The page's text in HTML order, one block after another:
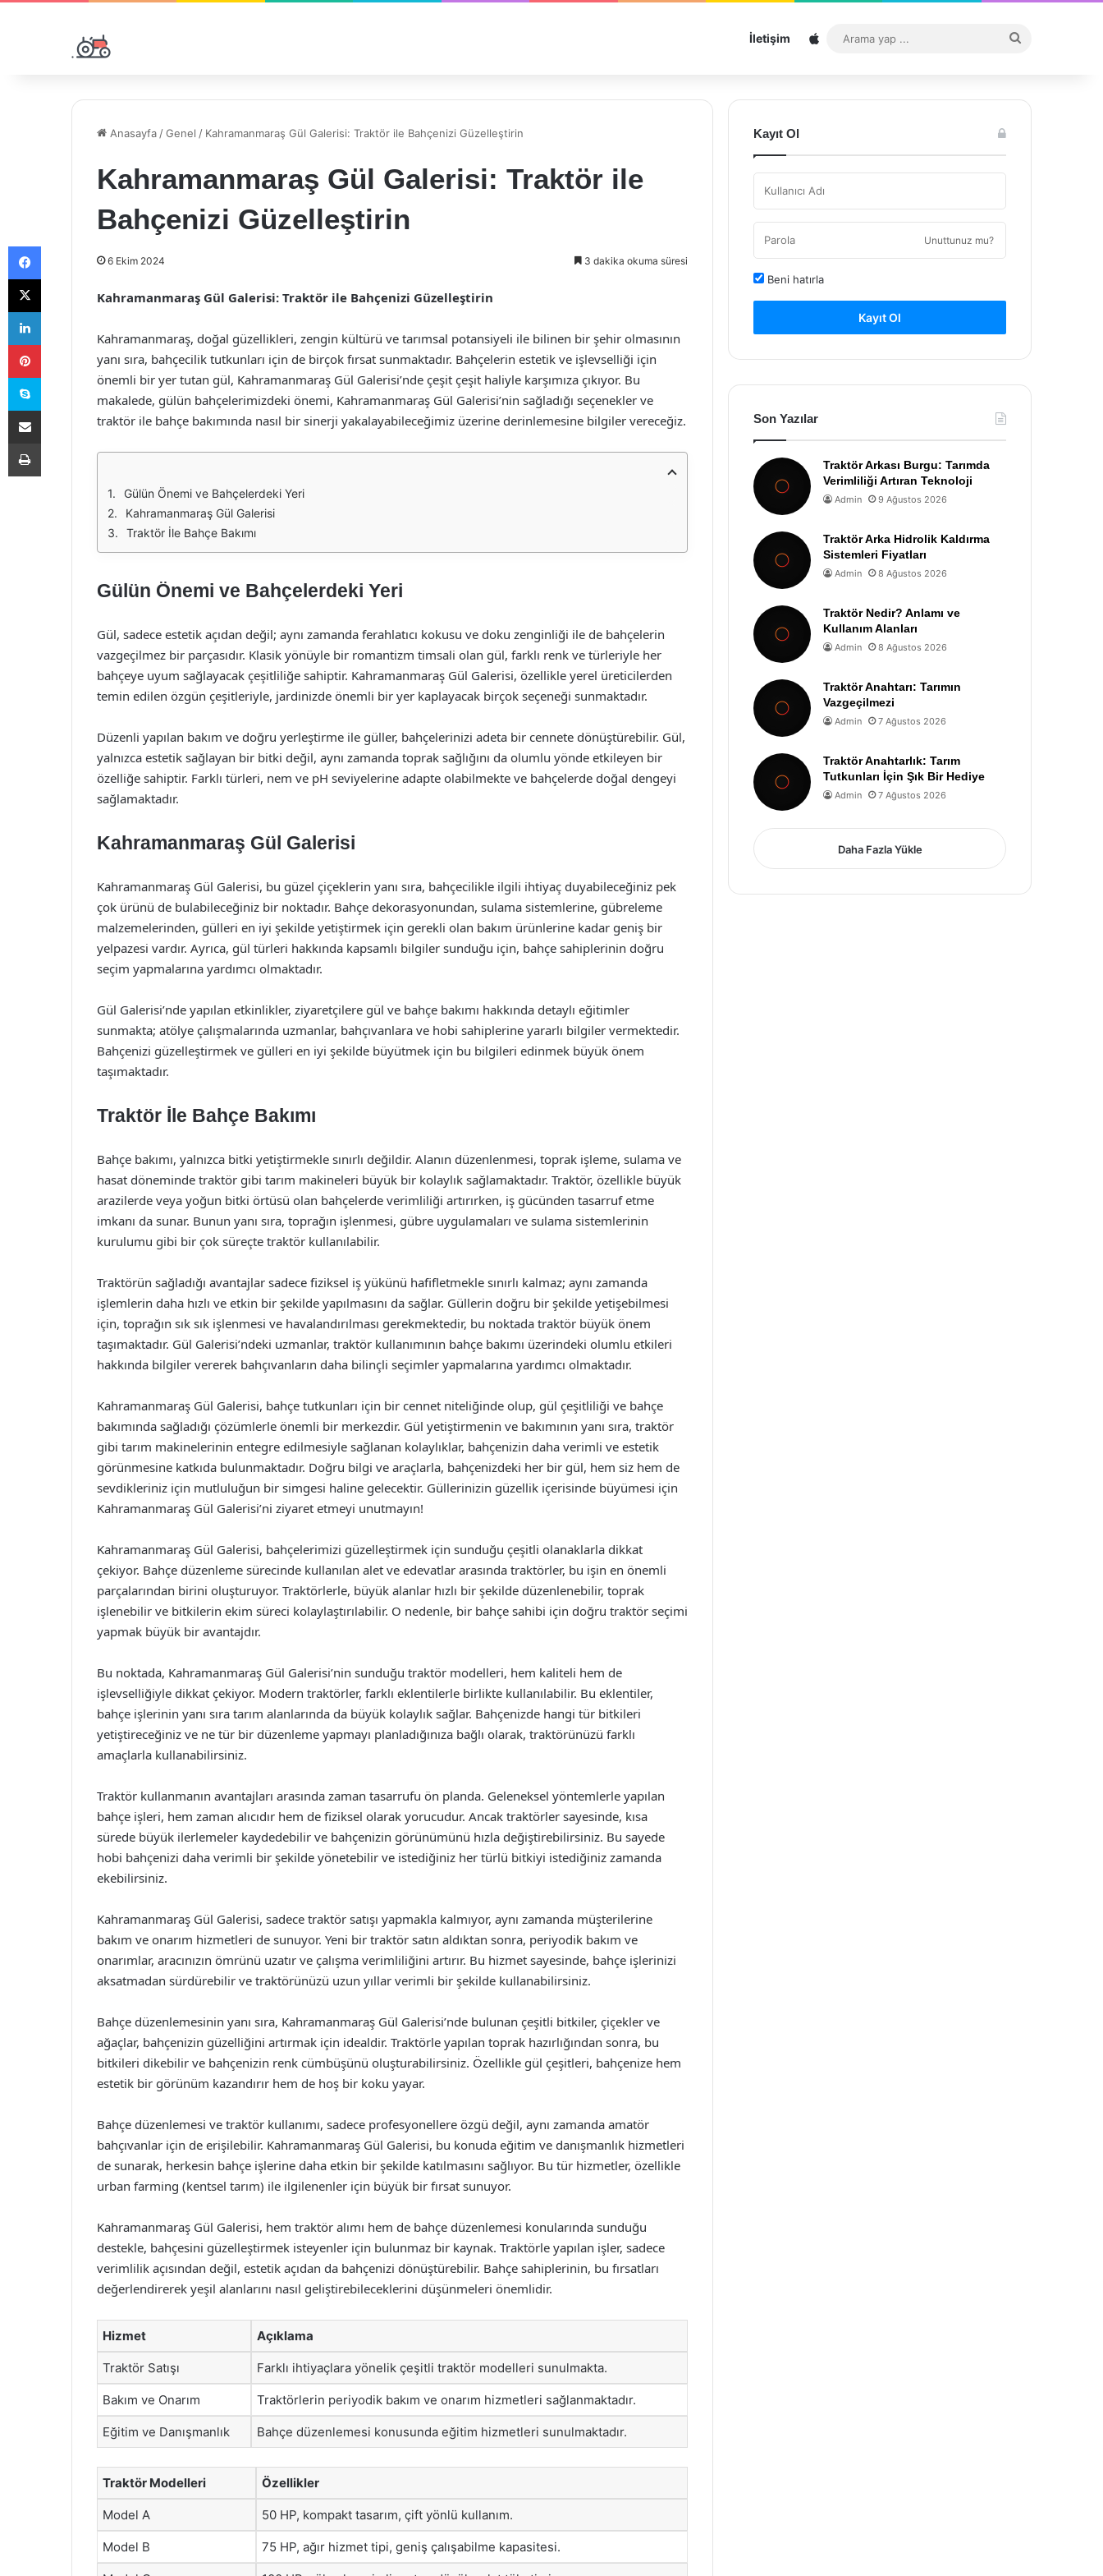
İletişim Sitemap
...
Anasayfa /Genel / Kahramanmaraş Gül Galerisi: Traktör ile Bahçenizi Güzelleştirin
Kahramanmaraş Gül Galerisi: Traktör ile
Bahçenizi Güzelleştirin
6 Ekim 2024 3 dakika okuma süresi
Kahramanmaraş Gül Galerisi: Traktör ile Bahçenizi Güzelleştirin
Kahramanmaraş, doğal güzellikleri, zengin kültürü ve tarımsal potansiyeli ile bilinen bir şehir olmasının
yanı sıra, bahçecilik tutkunları için de birçok fırsat sunmaktadır. Bahçelerin estetik ve işlevselliği için
önemli bir yer tutan gül, Kahramanmaraş Gül Galerisi’nde çeşit çeşit haliyle karşımıza çıkıyor. Bu
makalede, gülün bahçelerimizdeki önemi, Kahramanmaraş Gül Galerisi’nin sağladığı seçenekler ve
traktör ile bahçe bakımında nasıl bir sinerji yakalayabileceğimiz üzerine derinlemesine bilgiler vereceğiz.
Gülün Önemi ve Bahçelerdeki Yeri
Kahramanmaraş Gül Galerisi
Traktör İle Bahçe Bakımı
Gülün Önemi ve Bahçelerdeki Yeri
Gül, sadece estetik açıdan değil; aynı zamanda ferahlatıcı kokusu ve doku zenginliği ile de bahçelerin
vazgeçilmez bir parçasıdır. Klasik yönüyle bir romantizm timsali olan gül, farklı renk ve türleriyle her
bahçeye uyum sağlayacak çeşitliliğe sahiptir. Kahramanmaraş Gül Galerisi, özellikle yerel üreticilerden
temin edilen özgün çeşitleriyle, jardinizde önemli bir yer kaplayacak birçok seçeneği sunmaktadır.
Düzenli yapılan bakım ve doğru yerleştirme ile güller, bahçelerinizi adeta bir cennete dönüştürebilir. Gül,
yalnızca estetik sağlayan bir bitki değil, aynı zamanda toprak sağlığını da olumlu yönde etkileyen bir
özelliğe sahiptir. Farklı türleri, nem ve pH seviyelerine adapte olabilmekte ve bahçelerde doğal dengeyi
sağlamaktadır.
Kahramanmaraş Gül Galerisi
Kahramanmaraş Gül Galerisi, bu güzel çiçeklerin yanı sıra, bahçecilikle ilgili ihtiyaç duyabileceğiniz pek
çok ürünü de bulabileceğiniz bir noktadır. Bahçe dekorasyonundan, sulama sistemlerine, gübreleme
malzemelerinden, gülleri en iyi şekilde yetiştirmek için gerekli olan bakım ürünlerine kadar geniş bir
yelpazesi vardır. Ayrıca, gül türleri hakkında kapsamlı bilgiler sunduğu için, bahçe sahiplerinin doğru
seçim yapmalarına yardımcı olmaktadır.
Gül Galerisi’nde yapılan etkinlikler, ziyaretçilere gül ve bahçe bakımı hakkında detaylı eğitimler
sunmakta; atölye çalışmalarında uzmanlar, bahçıvanlara ve hobi sahiplerine yararlı bilgiler vermektedir.
Bahçenizi güzelleştirmek ve gülleri en iyi şekilde büyütmek için bu bilgileri edinmek büyük önem
taşımaktadır.
Traktör İle Bahçe Bakımı
Bahçe bakımı, yalnızca bitki yetiştirmekle sınırlı değildir. Alanın düzenlenmesi, toprak işleme, sulama ve
hasat döneminde traktör gibi tarım makineleri büyük bir kolaylık sağlamaktadır. Traktör, özellikle büyük
arazilerde veya yoğun bitki örtüsü olan bahçelerde verimliliği artırırken, iş gücünden tasarruf etme
imkanı da sunar. Bunun yanı sıra, toprağın işlenmesi, gübre uygulamaları ve sulama sistemlerinin
kurulumu gibi bir çok süreçte traktör kullanılabilir.
Traktörün sağladığı avantajlar sadece fiziksel iş yükünü hafifletmekle sınırlı kalmaz; aynı zamanda
işlemlerin daha hızlı ve etkin bir şekilde yapılmasını da sağlar. Güllerin doğru bir şekilde yetişebilmesi
için, toprağın sık sık işlenmesi ve havalandırılması gerekmektedir, bu noktada traktör büyük önem
taşımaktadır. Gül Galerisi’ndeki uzmanlar, traktör kullanımının bahçe bakımı üzerindeki olumlu etkileri
hakkında bilgiler vererek bahçıvanların daha bilinçli seçimler yapmalarına yardımcı olmaktadır.
Kahramanmaraş Gül Galerisi, bahçe tutkunları için bir cennet niteliğinde olup, gül çeşitliliği ve bahçe
bakımında sağladığı çözümlerle önemli bir merkezdir. Gül yetiştirmenin ve bakımının yanı sıra, traktör
gibi tarım makinelerinin entegre edilmesiyle sağlanan kolaylıklar, bahçenizin daha verimli ve estetik
görünmesine katkıda bulunmaktadır. Doğru bilgi ve araçlarla, bahçenizdeki her bir gül, hem siz hem de
sevdikleriniz için mutluluğun bir simgesi haline gelecektir. Güllerinizin güzellik içerisinde büyümesi için
Kahramanmaraş Gül Galerisi’ni ziyaret etmeyi unutmayın!
Kahramanmaraş Gül Galerisi, bahçelerimizi güzelleştirmek için sunduğu çeşitli olanaklarla dikkat
çekiyor. Bahçe düzenleme sürecinde kullanılan alet ve edevatlar arasında traktörler, bu işin en önemli
parçalarından birini oluşturuyor. Traktörlerle, büyük alanlar hızlı bir şekilde düzenlenebilir, toprak
işlenebilir ve bitkilerin ekim süreci kolaylaştırılabilir. O nedenle, bir bahçe sahibi için doğru traktör seçimi
yapmak büyük bir avantajdır.
Bu noktada, Kahramanmaraş Gül Galerisi’nin sunduğu traktör modelleri, hem kaliteli hem de
işlevselliğiyle dikkat çekiyor. Modern traktörler, farklı eklentilerle birlikte kullanılabilir. Bu eklentiler,
bahçe işlerinin yanı sıra tarım alanlarında da büyük kolaylık sağlar. Bahçenizde hangi tür bitkileri
yetiştireceğiniz ve ne tür bir düzenleme yapmayı planladığınıza bağlı olarak, traktörünüzü farklı
amaçlarla kullanabilirsiniz.
Traktör kullanmanın avantajları arasında zaman tasarrufu ön planda. Geleneksel yöntemlerle yapılan
bahçe işleri, hem zaman alıcıdır hem de fiziksel olarak yorucudur. Ancak traktörler sayesinde, kısa
sürede büyük ilerlemeler kaydedebilir ve bahçenizin görünümünü hızla değiştirebilirsiniz. Bu sayede
hobi bahçenizi daha verimli bir şekilde yönetebilir ve istediğiniz her türlü bitkiyi istediğiniz zamanda
ekebilirsiniz.
Kahramanmaraş Gül Galerisi, sadece traktör satışı yapmakla kalmıyor, aynı zamanda müşterilerine
bakım ve onarım hizmetleri de sunuyor. Yeni bir traktör satın aldıktan sonra, periyodik bakım ve
onarımlar, aracınızın ömrünü uzatır ve çalışma verimliliğini artırır. Bu hizmet sayesinde, bahçe işlerinizi
aksatmadan sürdürebilir ve traktörünüzü uzun yıllar verimli bir şekilde kullanabilirsiniz.
Bahçe düzenlemesinin yanı sıra, Kahramanmaraş Gül Galerisi’nde bulunan çeşitli bitkiler, çiçekler ve
ağaçlar, bahçenizin güzelliğini artırmak için idealdir. Traktörle yapılan toprak hazırlığından sonra, bu
bitkileri dikebilir ve bahçenizin renk cümbüşünü oluşturabilirsiniz. Özellikle gül çeşitleri, bahçenize hem
estetik bir görünüm kazandırır hem de hoş bir koku yayar.
Bahçe düzenlemesi ve traktör kullanımı, sadece profesyonellere özgü değil, aynı zamanda amatör
bahçıvanlar için de erişilebilir. Kahramanmaraş Gül Galerisi, bu konuda eğitim ve danışmanlık hizmetleri
de sunarak, herkesin bahçe işlerine daha etkin bir şekilde katılmasını sağlıyor. Bu tür hizmetler, özellikle
urban farming (kentsel tarım) ile ilgilenenler için büyük bir fırsat sunuyor.
Kahramanmaraş Gül Galerisi, hem traktör alımı hem de bahçe düzenlemesi konularında sunduğu
destekle, bahçesini güzelleştirmek isteyenler için bulunmaz bir kaynak. Traktörle yapılan işler, sadece
verimlilik açısından değil, estetik açıdan da bahçenizi dönüştürebilir. Bahçe sahiplerinin, bu fırsatları
değerlendirerek yeşil alanlarını nasıl geliştirebileceklerini düşünmeleri önemlidir.
Hizmet Açıklama
Traktör Satışı Farklı ihtiyaçlara yönelik çeşitli traktör modelleri sunulmakta.
Bakım ve Onarım Traktörlerin periyodik bakım ve onarım hizmetleri sağlanmaktadır.
Eğitim ve Danışmanlık Bahçe düzenlemesi konusunda eğitim hizmetleri sunulmaktadır.
Traktör Modelleri Özellikler
Model A 50 HP, kompakt tasarım, çift yönlü kullanım.
Model B 75 HP, ağır hizmet tipi, geniş çalışabilme kapasitesi.
Kayıt Ol
Unuttunuz mu?
Beni hatırla
Kayıt Ol
Son Yazılar
Traktör Arkası Burgu: Tarımda
Verimliliği Artıran Teknoloji
Admin 9 Ağustos 2026
Traktör Arka Hidrolik Kaldırma
Sistemleri Fiyatları
Admin 8 Ağustos 2026
Traktör Nedir? Anlamı ve
Kullanım Alanları
Admin 8 Ağustos 2026
Traktör Anahtarı: Tarımın
Vazgeçilmezi
Admin 7 Ağustos 2026
Traktör Anahtarlık: Tarım
Tutkunları İçin Şık Bir Hediye
Admin 7 Ağustos 2026
Daha Fazla Yükle
Facebook
X
LinkedIn
Pinterest
Skype
E-Posta ile paylaş